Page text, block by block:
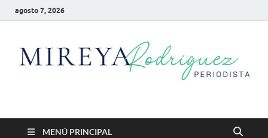
agosto 7, 2026
Mireya Rodriguez
MENÚ PRINCIPAL